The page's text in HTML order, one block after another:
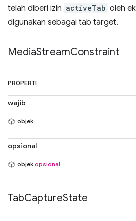
telah diberi izin activeTab oleh
digunakan sebagai tab target.
MediaStreamConstraint
PROPERTI
wajib
objek
opsional
objek opsional
TabCaptureState